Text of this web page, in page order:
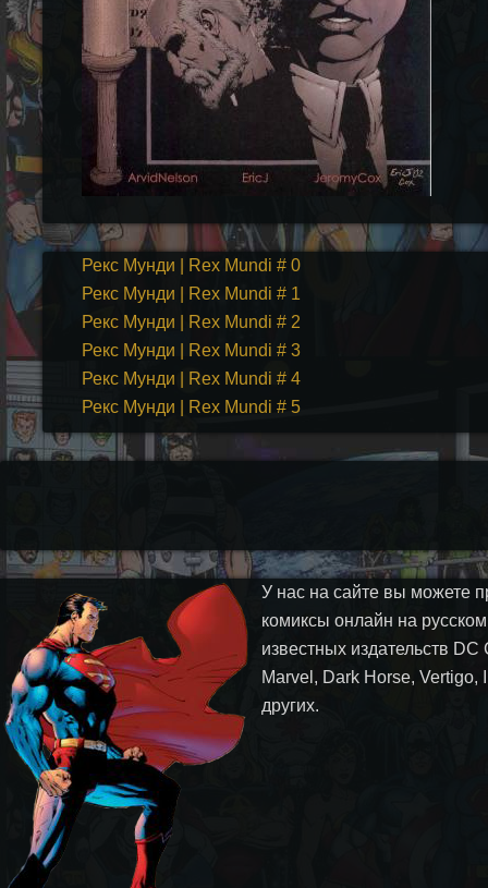
Рекс Мунди | Rex Mundi # 0
Рекс Мунди | Rex Mundi # 1
Рекс Мунди | Rex Mundi # 2
Рекс Мунди | Rex Mundi # 3
Рекс Мунди | Rex Mundi # 4
Рекс Мунди | Rex Mundi # 5
У нас на сайте вы можете
комиксы онлайн на
известных издательств DC
Marvel, Dark Horse, Vertigo,
других.